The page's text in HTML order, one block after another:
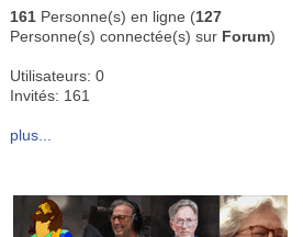
161 Personne(s) en ligne (127
Personne(s) connectée(s) sur Forum)
Utilisateurs: 0
Invités: 161
plus...